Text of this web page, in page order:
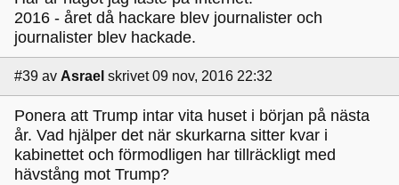
2016 - året då hackare blev journalister och
journalister blev hackade.
#39 av Asrael skrivet 09 nov, 2016 22:32
Ponera att Trump intar vita huset i början på nästa
år. Vad hjälper det när skurkarna sitter kvar i
kabinettet och förmodligen har tillräckligt med
hävstång mot Trump?